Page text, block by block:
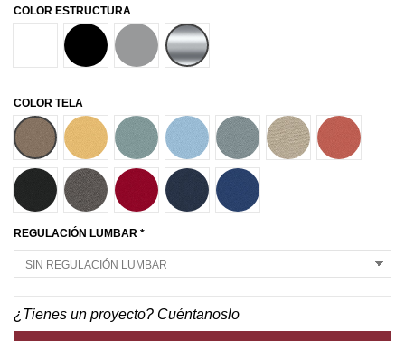
COLOR ESTRUCTURA
BLANCO
NEGRO GRIS ALUMINIO
PULIDO
COLOR TELA
T27
T37 T58 T61 T64 T70 T77
T82 T84 T85 T87 T89
REGULACIÓN LUMBAR *
¿Tienes un proyecto? Cuéntanoslo